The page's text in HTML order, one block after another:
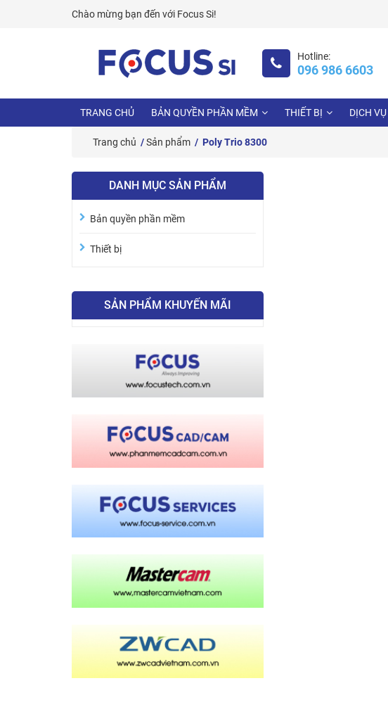
Chào mừng bạn đến với Focus Si!
Hotline:
096 986 6603
TRANG CHỦ BẢN QUYỀN PHẦN MỀM THIẾT BỊ DỊCH
Trang chủ /Sản phẩm / Poly Trio 8300
DANH MỤC SẢN PHẨM
Bản quyền phần mềm
Thiết bị
SẢN PHẨM KHUYẾN MÃI